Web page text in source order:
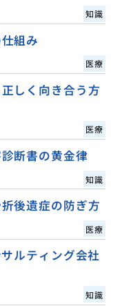
知識
組み
医療
しく向き合う方
医療
断書の黄金律
知識
後遺症の防ぎ方
医療
ルティング会社
知識